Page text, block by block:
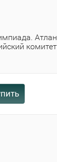
комитет